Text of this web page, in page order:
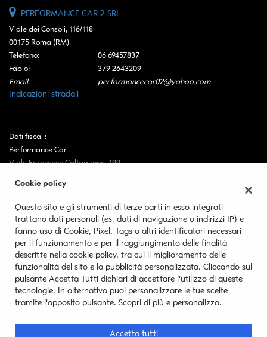
PERFORMANCE CAR 2 SRL
Viale dei Consoli, 116/118
00175 Roma (RM)
Telefono:
06 69457837
Fabio:
379 2643209
Email:
performancecar02@yahoo.com
Indicazioni stradali
Dati fiscali:
Performance Car
Viale Francesco Caltagirone, 199
Registro delle imprese:
Cookie policy
Questo sito e gli strumenti di terze parti in esso integrati
trattano dati personali (es. dati di navigazione o indirizzi IP) e
fanno uso di Cookie, Pixel, Tags o altri identificatori necessari
per il funzionamento e per il raggiungimento delle finalità
descritte nella cookie policy, tra cui il miglioramento delle
funzionalità del sito e la pubblicità personalizzata. Cliccando sul
pulsante Accetta Tutti dichiari di accettare l'utilizzo di queste
tecnologie. In alternativa puoi personalizzare le tue scelte
tramite l'apposito pulsante. Scopri di più e personalizza.
Accetta tutti